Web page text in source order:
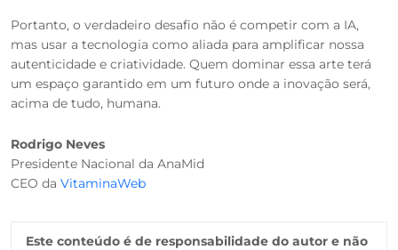
Portanto, o verdadeiro desafio não é competir com a IA,
mas usar a tecnologia como aliada para amplificar nossa
autenticidade e criatividade. Quem dominar essa arte terá
um espaço garantido em um futuro onde a inovação será,
acima de tudo, humana.
Rodrigo Neves
Presidente Nacional da AnaMid
CEO da VitaminaWeb
Este conteúdo é de responsabilidade do autor e não